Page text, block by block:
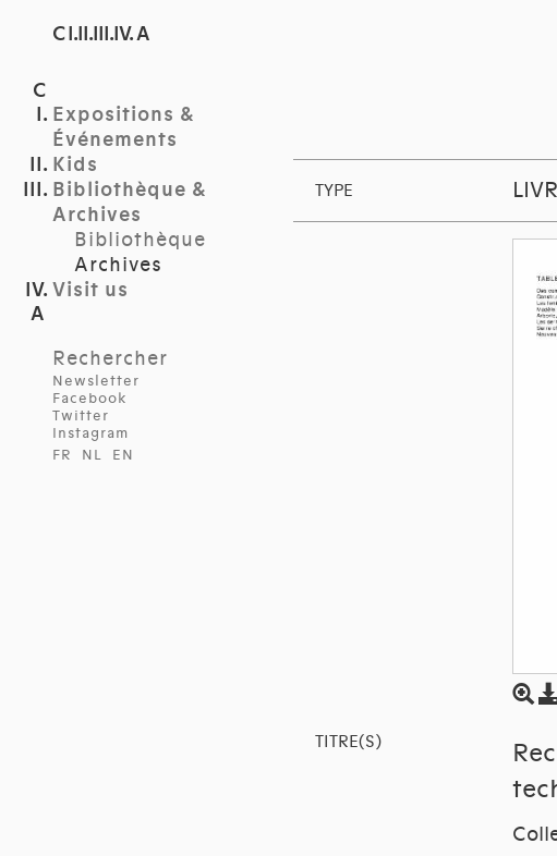
C I.II.III.IV. A
Expositions &
Événements
Kids
Bibliothèque &
Archives
Bibliothèque
Archives
Visit us
Rechercher
Newsletter
Facebook
Twitter
Instagram
FR
NL EN
TYPE
TITRE(S)